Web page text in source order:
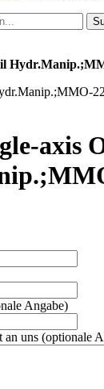
axis
Angabe)
an uns (optionale